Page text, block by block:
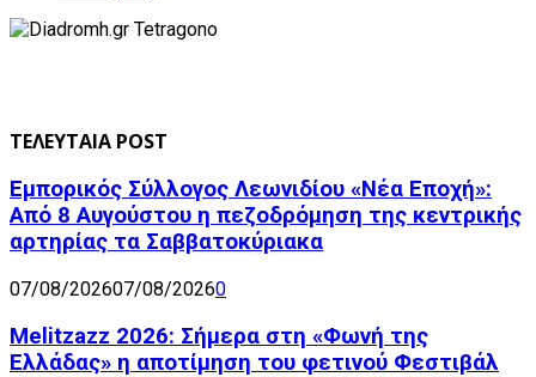
ΤΕΛΕΥΤΑΙΑ POST
Εμπορικός Σύλλογος Λεωνιδίου «Νέα Εποχή»:
Από 8 Αυγούστου η πεζοδρόμηση της κεντρικής
αρτηρίας τα Σαββατοκύριακα
07/08/202607/08/20260
Melitzazz 2026: Σήμερα στη «Φωνή της
Ελλάδας» η αποτίμηση του φετινού Φεστιβάλ